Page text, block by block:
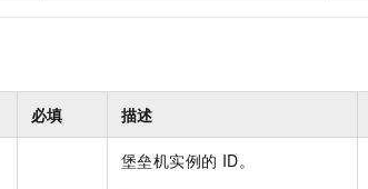
必填 描述
堡垒机实例的 ID。